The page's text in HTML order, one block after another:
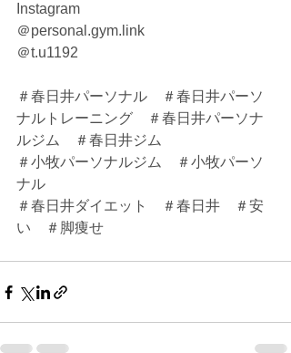
Instagram
＠personal.gym.link
＠t.u1192
＃春日井パーソナル　＃春日井パーソ
ナルトレーニング　＃春日井パーソナ
ルジム　＃春日井ジム
＃小牧パーソナルジム　＃小牧パーソ
ナル
＃春日井ダイエット　＃春日井　＃安
い　＃脚痩せ